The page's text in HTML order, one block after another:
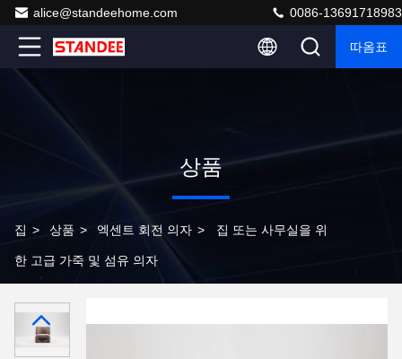
alice@standeehome.com 0086-13691718983
따옴표
상품
집 > 상품 > 엑센트 회전 의자 > 집 또는 사무실을 위
한 고급 가죽 및 섬유 의자